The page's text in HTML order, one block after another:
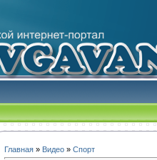
Главная » Видео » Спорт